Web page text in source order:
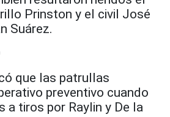
Prinston y el civil José
Suárez.
que las patrullas
preventivo cuando
a tiros por Raylin y De la